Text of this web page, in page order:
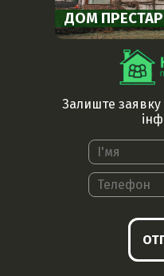
ДОМ
Залиште заявку